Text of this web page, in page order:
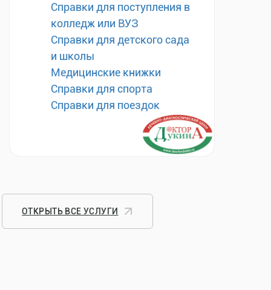
Справки для поступления в
колледж или ВУЗ
Справки для детского сада
и школы
Медицинские книжки
Справки для спорта
Справки для поездок
ОТКРЫТЬ ВСЕ УСЛУГИ